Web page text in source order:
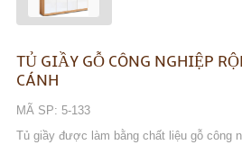
TỦ GIẦY GỖ CÔNG NGHIỆP
CÁNH
MÃ SP: 5-133
Tủ giầy được làm bằng chất liệu gỗ công